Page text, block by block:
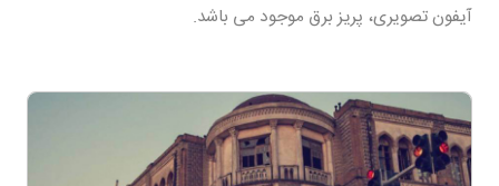
آیفون تصویری، پریز برق موجود می باشد.